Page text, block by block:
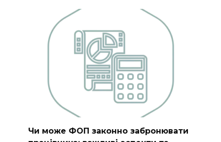
Чи може ФОП законно забронювати